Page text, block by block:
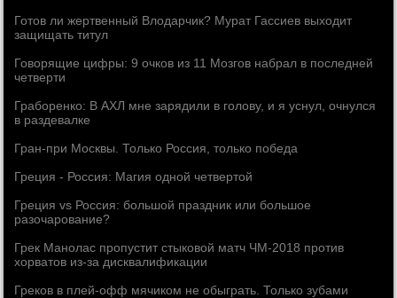
Готов ли жертвенный Влодарчик? Мурат Гассиев выходит
защищать титул
Говорящие цифры: 9 очков из 11 Мозгов набрал в последней
четверти
Граборенко: В АХЛ мне зарядили в голову, и я уснул, очнулся
в раздевалке
Гран-при Москвы. Только Россия, только победа
Греция - Россия: Магия одной четвертой
Греция vs Россия: большой праздник или большое
разочарование?
Грек Манолас пропустит стыковой матч ЧМ-2018 против
хорватов из-за дисквалификации
Греков в плей-офф мячиком не обыграть. Только зубами